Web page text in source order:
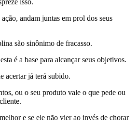
isso.
andam juntas em prol dos seus
são sinônimo de fracasso.
é a base para alcançar seus objetivos.
acertar já terá subido.
ou o seu produto vale o que pede ou
e se ele não vier ao invés de chorar